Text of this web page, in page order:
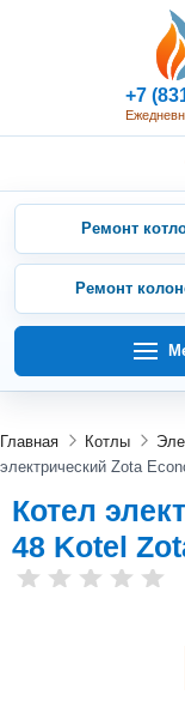
+7
Ремонт
Ремонт
Главная Котлы
электрический Zota
Котел
48 Kotel